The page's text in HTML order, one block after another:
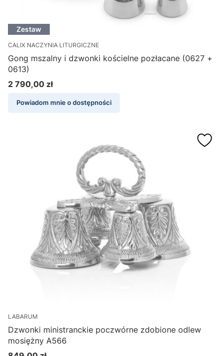
Zestaw
CALIX NACZYNIA LITURGICZNE
Gong mszalny i dzwonki kościelne pozłacane (0627 +
0613)
Cena
2 790,00 zł
Powiadom mnie o dostępności
LABARUM
Dzwonki ministranckie poczwórne zdobione odlew
mosiężny A566